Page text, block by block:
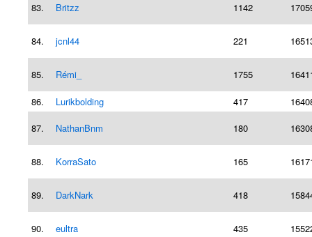
83. Britzz 1142
84. jcnl44 221
85. Rémi_ 1755
86. Lurikbolding 417
87.
NathanBnm 180
88. KorraSato 165
89. DarkNark 418
90. eultra 435